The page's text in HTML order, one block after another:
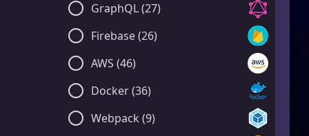
GraphQL (27)
Firebase (26)
AWS (46)
Docker (36)
Webpack (9)